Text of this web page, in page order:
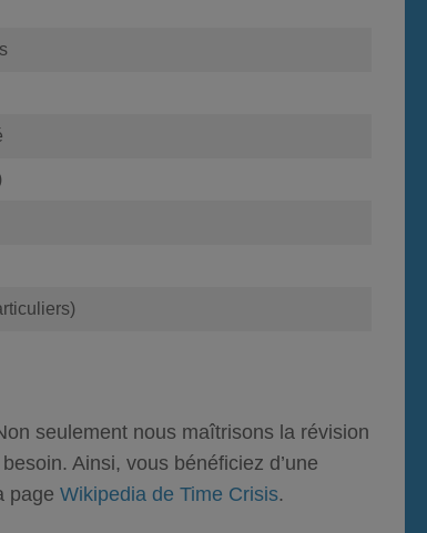
seulement nous maîtrisons la révision
Ainsi, vous bénéficiez d’une
page Wikipedia de Time Crisis.